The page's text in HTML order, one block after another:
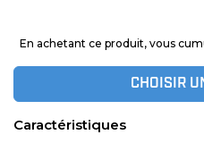
En achetant ce produit, vous
CHOISIR
Caractéristiques